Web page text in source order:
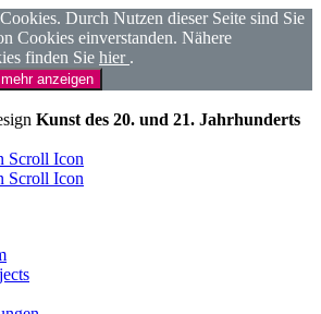
Durch Nutzen dieser Seite sind Sie
Cookies einverstanden. Nähere
finden Sie hier .
anzeigen
Kunst des 20. und 21. Jahrhunderts